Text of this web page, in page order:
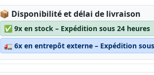
📦 Lagerstatus:
Disponibilité et délai de livraison
✅ 9x en stock – Expédition sous 24 heures
🚛 6x en entrepôt externe – Expédition